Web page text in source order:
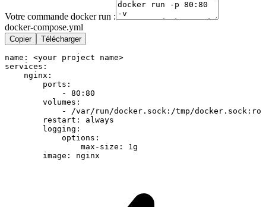
Votre commande docker run :
docker-compose.yml
Copier Télécharger
name: <your project name>
services:
    nginx:
        ports:
            - 80:80
        volumes:
            - /var/run/docker.sock:/tmp/docker.sock:ro
        restart: always
        logging:
            options:
                max-size: 1g
        image: nginx